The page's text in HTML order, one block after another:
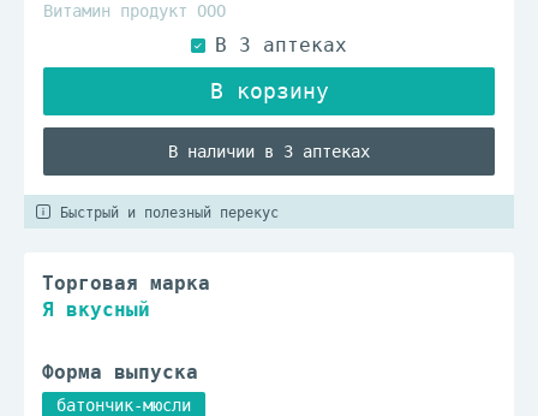
Витамин продукт ООО
В наличии в 3 аптеках
Быстрый и полезный перекус
Торговая марка
Я вкусный
Форма выпуска
батончик-мюсли